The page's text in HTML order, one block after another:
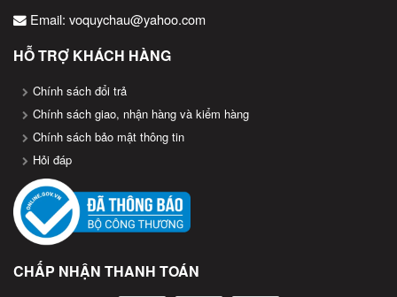
Email: voquychau@yahoo.com
HỖ TRỢ KHÁCH HÀNG
Chính sách đổi trả
Chính sách giao, nhận hàng và kiểm hàng
Chính sách bảo mật thông tin
Hỏi đáp
CHẤP NHẬN THANH TOÁN